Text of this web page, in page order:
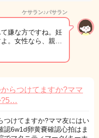
ケサラン♪パサラン
嫌な方ですね。妊
。女性なら、親…
らつけてますか?ママ
?5…
つけてますか?ママ友にはい
6w1d卵黄嚢確認心拍はま